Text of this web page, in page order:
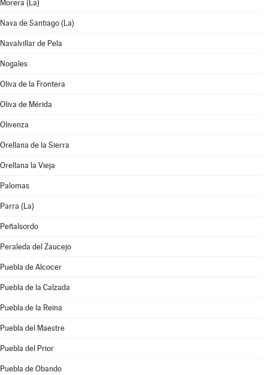
Morera (La)
Nava de Santiago (La)
Navalvillar de Pela
Nogales
Oliva de la Frontera
Oliva de Mérida
Olivenza
Orellana de la Sierra
Orellana la Vieja
Palomas
Parra (La)
Peñalsordo
Peraleda del Zaucejo
Puebla de Alcocer
Puebla de la Calzada
Puebla de la Reina
Puebla del Maestre
Puebla del Prior
Puebla de Obando